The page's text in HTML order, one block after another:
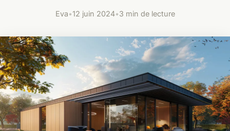
Eva•12 juin 2024•3 min de lecture